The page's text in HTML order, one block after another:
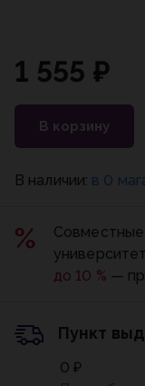
1 555 ₽
В корзину
В наличии: в 0
Совместные
до 10 % —
Пункт
0 ₽